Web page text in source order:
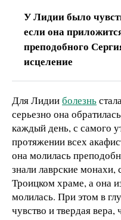
У Лидии было
если она
преподобного
исцеление
Для Лидииболезнь
серьезно она
каждый день, с самого
протяжении всех
она молилась
знали лаврские
Троицком храме, а она
молилась. При этом в
чувство и твердая